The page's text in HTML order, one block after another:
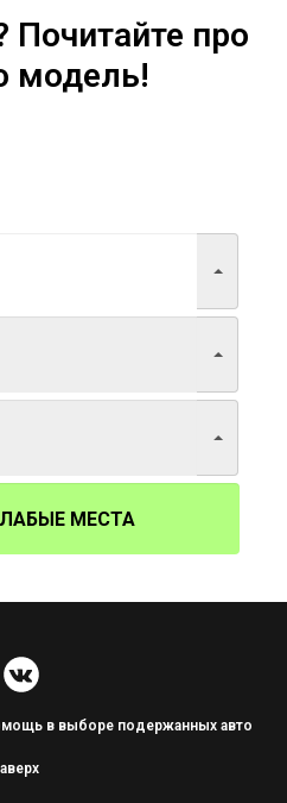
Почитайте про
модель!
МЕСТА
в выборе подержанных авто